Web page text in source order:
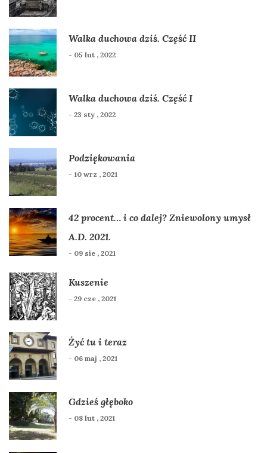
Walka duchowa dziś. Część II
- 05 lut , 2022
Walka duchowa dziś. Część I
- 23 sty , 2022
Podziękowania
- 10 wrz , 2021
42 procent… i co dalej? Zniewolony umysł
A.D. 2021.
- 09 sie , 2021
Kuszenie
- 29 cze , 2021
Żyć tu i teraz
- 06 maj , 2021
Gdzieś głęboko
- 08 lut , 2021